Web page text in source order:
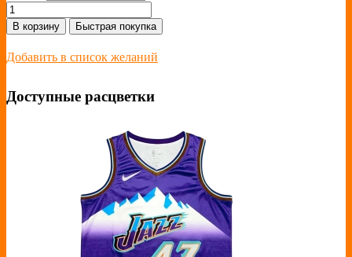
В корзину Быстрая покупка
Добавить в список желаний
Доступные расцветки